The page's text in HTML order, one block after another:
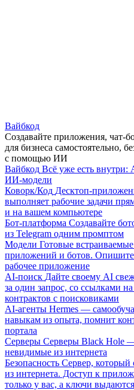
Вайбкод
Создавайте приложения, чат-
для бизнеса самостоятельно,
с помощью ИИ
Вайбкод Всё уже есть внутри:
ИИ-модели
Коворк/Код Десктоп-
выполняет рабочие задачи
и на вашем компьютере
Бот-платформа Создавайте
из Telegram одним промптом
Модели Готовые
приложений и ботов.
рабочее приложение
AI-поиск Дайте своему AI
за один запрос, со ссылками
контрактов с поисковиками
AI-агенты Hermes —
навыкам из опыта, помнит
портала
Серверы Серверы Black Hole
невидимые из интернета
Безопасность Сервер, который
из интернета. Доступ к
только у вас, а ключи